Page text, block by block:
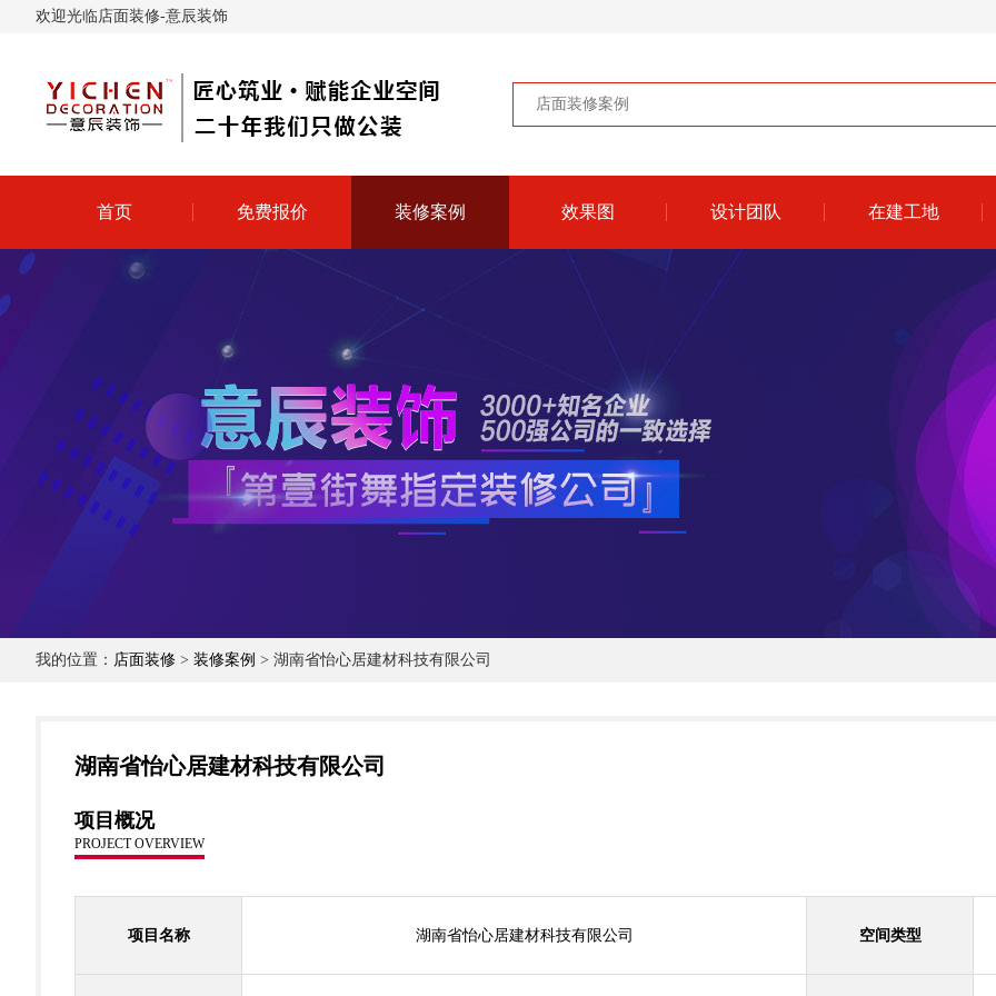
欢迎光临店面装修-意辰装饰
首页 免费报价 装修案例 效果图 设计团队 在建工地
我的位置： 店面装修 > 装修案例 > 湖南省怡心居建材科技有限公司
湖南省怡心居建材科技有限公司
项目概况
PROJECT OVERVIEW
项目名称 湖南省怡心居建材科技有限公司 空间类型